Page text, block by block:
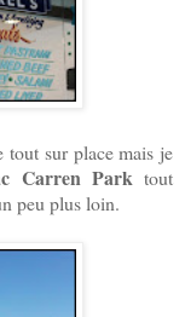
tout sur place mais je
Carren Park tout
peu plus loin.